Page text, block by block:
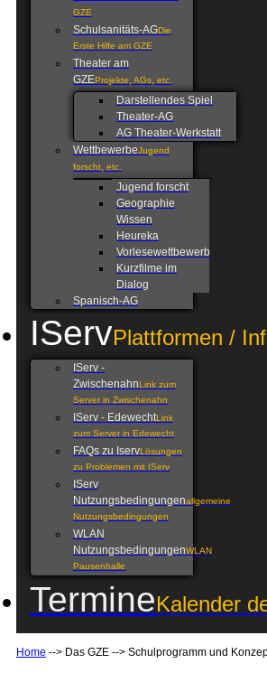
GZE
Schulsanitäts-AGDie
Erste Hilfe am GZE
Theater am
GZEProjekte, AGs, etc.
Darstellendes Spiel
Theater-AG
AG Theater-Werkstatt
WettbewerbeJugend
forscht, etc.
Jugend forscht
Geographie
Wissen
Heureka
Vorlesewettbewerb
Kurzfilme im
Dialog
Spanisch-AG
IServPlattformen /
IServ -
ZwischenahnLink zum
Server in Zwischenahn
IServ - EdewechtLink
zum Server in Edewecht
FAQs zu IservLösungen
zu Problemen mit IServ
IServ
Nutzungsbedingungenallgemeine
Nutzungsbedingungen
WLAN
NutzungsbedingungenWLAN
Pausenhalle
TermineKalender
Home --> Das GZE --> Schulprogramm und